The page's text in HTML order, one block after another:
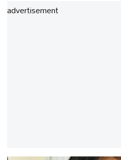
advertisement